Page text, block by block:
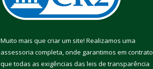
Muito mais que criar um site! Realizamos uma
assessoria completa, onde garantimos em contrato
que todas as exigências das leis de transparência